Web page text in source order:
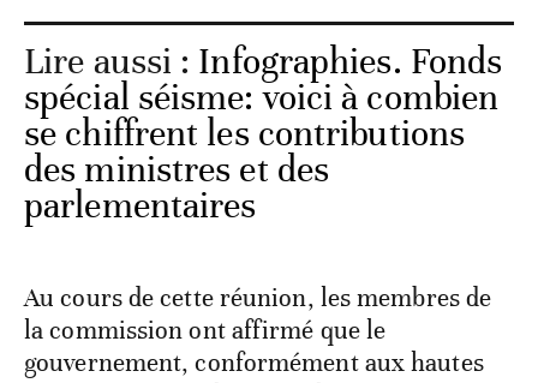
Lire aussi : Infographies. Fonds
spécial séisme: voici à combien
se chiffrent les contributions
des ministres et des
parlementaires
Au cours de cette réunion, les membres de
la commission ont affirmé que le
gouvernement, conformément aux hautes